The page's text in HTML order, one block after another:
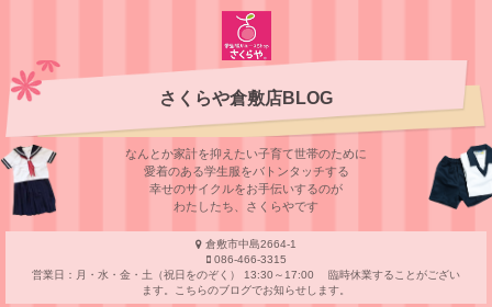
さくらや倉敷店BLOG
なんとか家計を抑えたい子育て世帯のために
愛着のある学⽣服をバトンタッチする
幸せのサイクルをお⼿伝いするのが
わたしたち、さくらやです
倉敷市中島2664-1
086-466-3315
営業日：月・水・金・土（祝日をのぞく） 13:30～17:00 臨時休業することがござい
ます。こちらのブログでお知らせします。